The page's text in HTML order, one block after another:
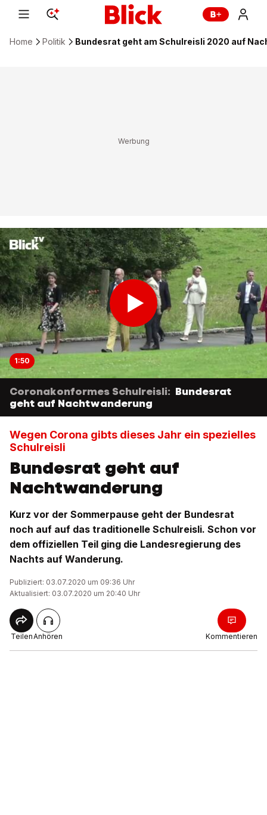
Home Politik Bundesrat geht am Schulreisli 2020 auf
1:50
Coronakonformes Schulreisli: Bundesrat
geht auf Nachtwanderung
Wegen Corona gibts dieses Jahr ein spezielles
Schulreisli
Bundesrat geht auf
Nachtwanderung
Kurz vor der Sommerpause geht der Bundesrat
noch auf auf das traditionelle Schulreisli. Schon vor
dem offiziellen Teil ging die Landesregierung des
Nachts auf Wanderung.
Publiziert: 03.07.2020 um 09:36 Uhr
Aktualisiert: 03.07.2020 um 20:40 Uhr
TeilenAnhören Kommentieren